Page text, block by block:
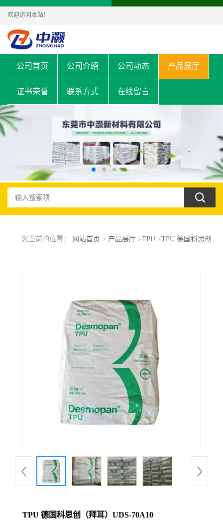
欢迎访问本站！
公司首页 公司介绍 公司动态 产品展厅
证书荣誉 联系方式 在线留言
您当前的位置： 网站首页 > 产品展厅>TPU>TPU 德国科思创
TPU 德国科思创（拜耳）UDS-70A10